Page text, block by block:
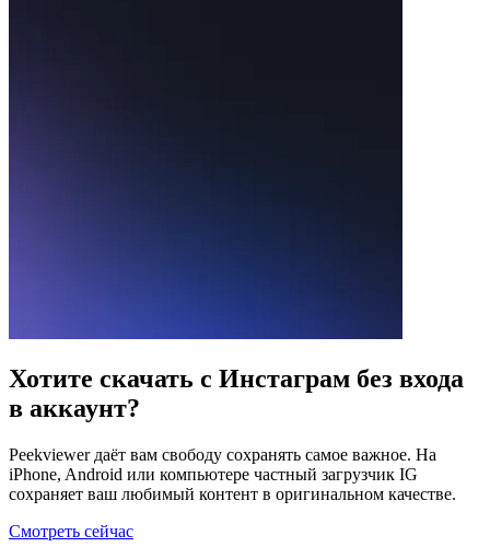
Хотите скачать с Инстаграм без входа
в аккаунт?
Peekviewer даёт вам свободу сохранять самое важное. На
iPhone, Android или компьютере частный загрузчик IG
сохраняет ваш любимый контент в оригинальном качестве.
Смотреть сейчас